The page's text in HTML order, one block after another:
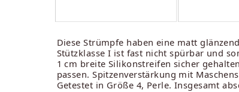
Diese Strümpfe haben eine matt
Stützklasse I ist fast nicht spürbar und
1 cm breite Silikonstreifen sicher
passen. Spitzenverstärkung mit
Getestet in Größe 4, Perle. Insgesamt